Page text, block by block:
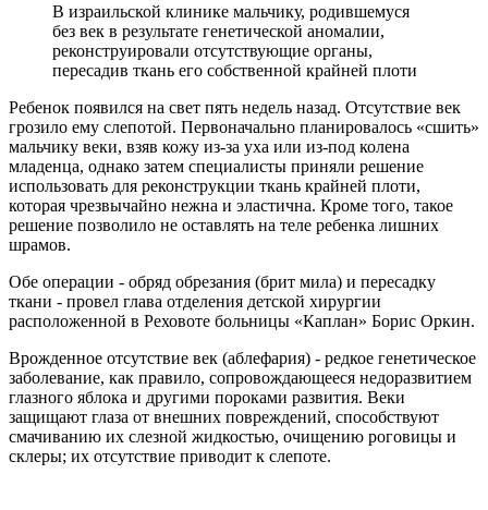
В израильской клинике мальчику, родившемуся
без век в результате генетической аномалии,
реконструировали отсутствующие органы,
пересадив ткань его собственной крайней плоти
Ребенок появился на свет пять недель назад. Отсутствие век
грозило ему слепотой. Первоначально планировалось «сшить»
мальчику веки, взяв кожу из-за уха или из-под колена
младенца, однако затем специалисты приняли решение
использовать для реконструкции ткань крайней плоти,
которая чрезвычайно нежна и эластична. Кроме того, такое
решение позволило не оставлять на теле ребенка лишних
шрамов.
Обе операции - обряд обрезания (брит мила) и пересадку
ткани - провел глава отделения детской хирургии
расположенной в Реховоте больницы «Каплан» Борис Оркин.
Врожденное отсутствие век (аблефария) - редкое генетическое
заболевание, как правило, сопровождающееся недоразвитием
глазного яблока и другими пороками развития. Веки
защищают глаза от внешних повреждений, способствуют
смачиванию их слезной жидкостью, очищению роговицы и
склеры; их отсутствие приводит к слепоте.